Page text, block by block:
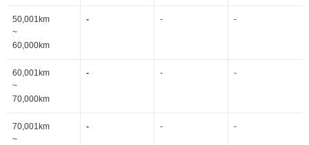
50,001km
~
60,000km
- - -
60,001km
~
70,000km
- - -
70,001km
~
- - -